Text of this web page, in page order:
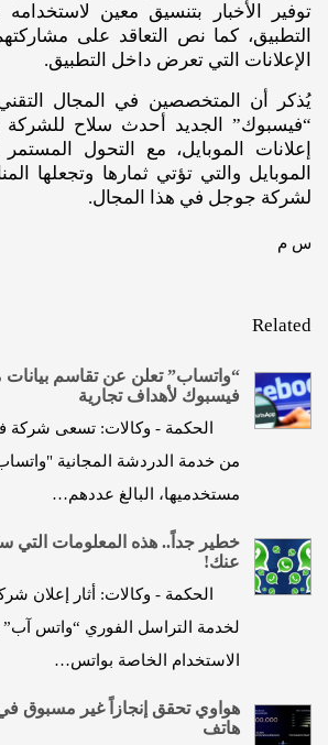
توفير الأخبار بتنسيق معين
التطبيق، كما نص التعاقد على
الإعلانات التي تعرض داخل التطبيق.
يُذكر أن المتخصصين في المجال
“فيسبوك” الجديد أحدث سلاح للشركة
إعلانات الموبايل، مع التحول
الموبايل والتي تؤتي ثمارها وتجعلها
لشركة جوجل في هذا المجال.
س م
Related
“واتساب” تعلن عن تقاسم
فيسبوك لأهداف تجارية
الحكمة - وكالات: تسعى شركة
من خدمة الدردشة المجانية
مستخدميها، البالغ عددهم…
خطير جداً.. هذه المعلومات التي
عنك!
الحكمة - وكالات: أثار إعلان
لخدمة التراسل الفوري “واتس آب”
الاستخدام الخاصة بواتس…
هاتف